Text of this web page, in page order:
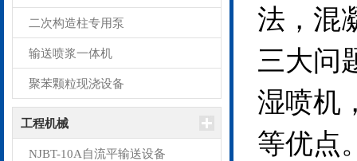
二次构造柱专用泵
输送喷浆一体机
聚苯颗粒现浇设备
工程机械
NJBT-10A自流平输送设备
法，混
三大问
湿喷机
等优点